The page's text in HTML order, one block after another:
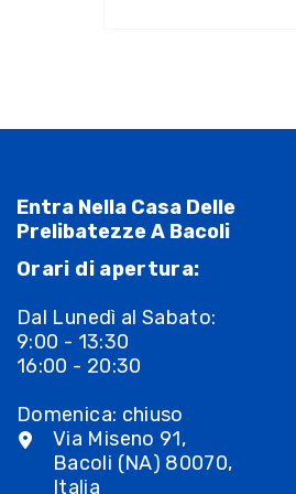
Entra Nella Casa Delle
Prelibatezze A Bacoli
Orari di apertura:
Dal Lunedì al Sabato:
9:00 - 13:30
16:00 - 20:30
Domenica: chiuso
Via Miseno 91,
Bacoli (NA) 80070,
Italia